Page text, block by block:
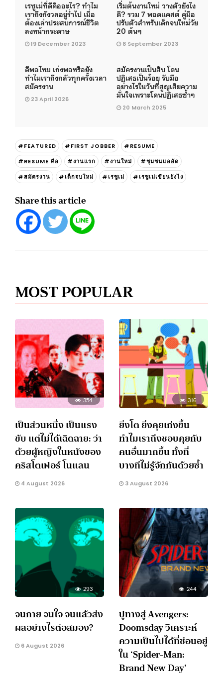
เรซูเม่ที่ดีคืออะไร? ทำไม
เราถึงกังวลอยู่ร่ำไป เมื่อ
ต้องเล่าประสบการณ์ชีวิต
ลงหน้ากระดาษ
19 December 2023
เริ่มต้นงานใหม่ วางตัวยังไง
ดี? รวม 7 พอดแคสต์ คู่มือ
ปรับตัวสำหรับเด็กจบใหม่วัย
20 ต้นๆ
8 September 2023
ดีพอไหม เก่งพอหรือยัง
ทำไมเราถึงกลัวทุกครั้งเวลา
สมัครงาน
23 April 2026
สมัครงานเป็นสิบ โดน
ปฏิเสธเป็นร้อย รับมือ
อย่างไรในวันที่สูญเสียความ
มั่นใจเพราะโดนปฏิเสธซ้ำๆ
20 March 2025
#FEATURED #FIRST JOBBER
#RESUME
#RESUME คือ
#งานแรก #งานใหม่
#ชุมชนแออัด
#สมัครงาน
#เด็กจบใหม่ #เรซูเม่ #เรซูเม่เขียนยังไง
Share this article
MOST POPULAR
354
เป็นส่วนหนึ่ง เป็นแรง
ขับ แต่ไม่ได้เฉิดฉาย: ว่า
ด้วยผู้หญิงในหนังของ
คริสโตเฟอร์ โนแลน
4 August 2026
316
ยิ่งโต ยิ่งคุยเก่งขึ้น
ทำไมเราถึงชอบคุยกับ
คนอื่นมากขึ้น ทั้งที่
บางทีไม่รู้จักกันด้วยซ้ำ
3 August 2026
293
จนกาย จนใจ จนแล้วส่ง
ผลอย่างไรต่อสมอง?
6 August 2026
244
ปูทางสู่ Avengers:
Doomsday วิเคราะห์
ความเป็นไปได้ที่ซ่อนอยู่
ใน ‘Spider-Man:
Brand New Day’